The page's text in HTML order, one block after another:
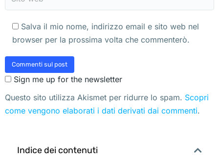
Salva il mio nome, indirizzo email e sito web nel
browser per la prossima volta che commenterò.
Commenti sul post
Sign me up for the newsletter
Questo sito utilizza Akismet per ridurre lo spam. Scopri
come vengono elaborati i dati derivati dai commenti.
Indice dei contenuti